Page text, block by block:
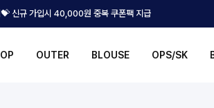
신규 가입시 40,000원 중복 쿠폰팩 지급
OUTER BLOUSE OPS/SK